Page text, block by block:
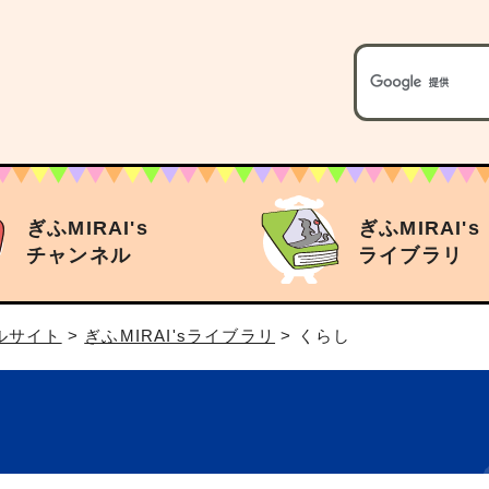
ぎふMIRAI's
チャンネル
ぎふMIRAI's
ライブラリ
サイト > ぎふMIRAI'sライブラリ > くらし